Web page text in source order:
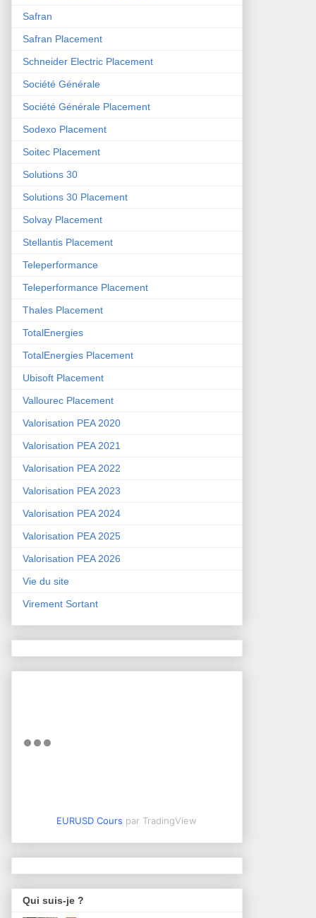
Safran
Safran Placement
Schneider Electric Placement
Société Générale
Société Générale Placement
Sodexo Placement
Soitec Placement
Solutions 30
Solutions 30 Placement
Solvay Placement
Stellantis Placement
Teleperformance
Teleperformance Placement
Thales Placement
TotalEnergies
TotalEnergies Placement
Ubisoft Placement
Vallourec Placement
Valorisation PEA 2020
Valorisation PEA 2021
Valorisation PEA 2022
Valorisation PEA 2023
Valorisation PEA 2024
Valorisation PEA 2025
Valorisation PEA 2026
Vie du site
Virement Sortant
EURUSD Cours par TradingView
Qui suis-je ?